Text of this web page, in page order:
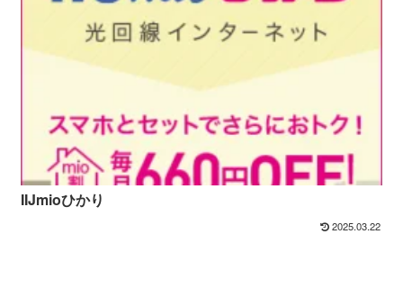
IIJmioひかり
2025.03.22